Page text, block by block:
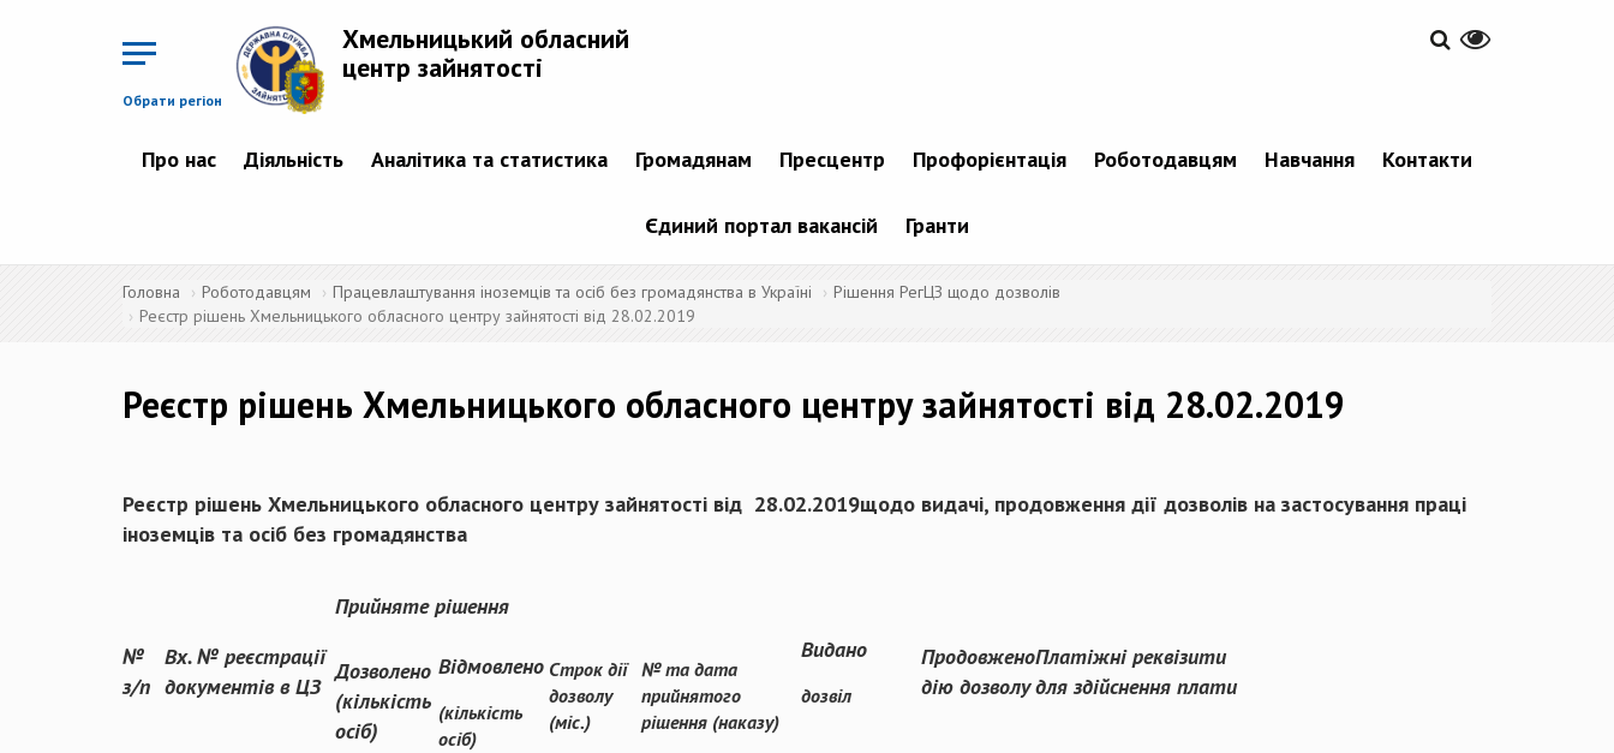
Обрати регіон
Хмельницький обласний
центр зайнятості
Про нас Діяльність Аналітика та статистика Громадянам Пресцентр Профорієнтація Роботодавцям Навчання Контакти
Єдиний портал вакансій Гранти
Головна Роботодавцям Працевлаштування іноземців та осіб без громадянства в Україні
Рішення РегЦЗ щодо дозволів
Реєстр рішень Хмельницького обласного центру зайнятості від 28.02.2019
Реєстр рішень Хмельницького обласного центру зайнятості від 28.02.2019
Реєстр рішень Хмельницького обласного центру зайнятості від 28.02.2019щодо видачі, продовження дії дозволів на застосування праці
іноземців та осіб без громадянства
№
з/п
Вх. № реєстрації
документів в ЦЗ
Прийняте рішення
Строк дії
дозволу
(міс.)
№ та дата
прийнятого
рішення (наказу)
Видано
дозвіл
Продовжено
дію дозволу
Платіжні реквізити
для здійснення плати
Дозволено
(кількість
осіб)
Відмовлено
(кількість
осіб)